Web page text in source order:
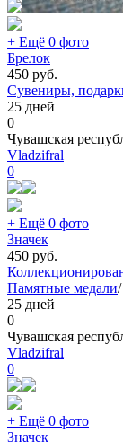
+ Ещё 0 фото
Брелок
450 руб.
Сувениры,
25 дней
0
Чувашская
Vladzifral
0
+ Ещё 0 фото
Значек
450 руб.
Памятные медали/
25 дней
0
Чувашская
Vladzifral
0
+ Ещё 0 фото
Значек